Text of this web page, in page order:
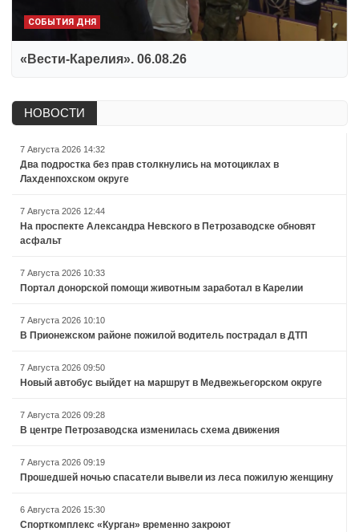
СОБЫТИЯ ДНЯ
«Вести-Карелия». 06.08.26
НОВОСТИ
7 Августа 2026 14:32
Два подростка без прав столкнулись на мотоциклах в
Лахденпохском округе
7 Августа 2026 12:44
На проспекте Александра Невского в Петрозаводске обновят
асфальт
7 Августа 2026 10:33
Портал донорской помощи животным заработал в Карелии
7 Августа 2026 10:10
В Прионежском районе пожилой водитель пострадал в ДТП
7 Августа 2026 09:50
Новый автобус выйдет на маршрут в Медвежьегорском округе
7 Августа 2026 09:28
В центре Петрозаводска изменилась схема движения
7 Августа 2026 09:19
Прошедшей ночью спасатели вывели из леса пожилую женщину
6 Августа 2026 15:30
Спорткомплекс «Курган» временно закроют